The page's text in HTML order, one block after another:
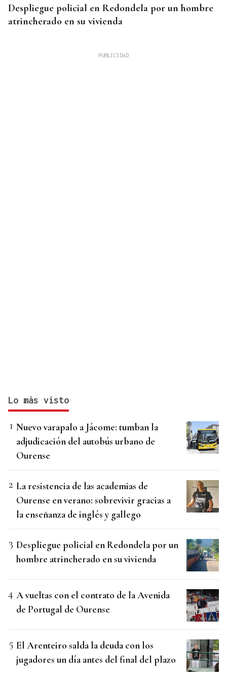
Despliegue policial en Redondela por un hombre
atrincherado en su vivienda
Lo más visto
Nuevo varapalo a Jácome: tumban la
adjudicación del autobús urbano de
Ourense
La resistencia de las academias de
Ourense en verano: sobrevivir gracias a
la enseñanza de inglés y gallego
Despliegue policial en Redondela por un
hombre atrincherado en su vivienda
A vueltas con el contrato de la Avenida
de Portugal de Ourense
El Arenteiro salda la deuda con los
jugadores un día antes del final del plazo